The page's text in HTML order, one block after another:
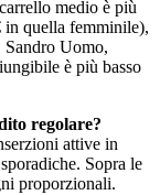
medio è più
in quella femminile),
Sandro Uomo,
è più basso
regolare?
attive in
Sopra le
proporzionali.